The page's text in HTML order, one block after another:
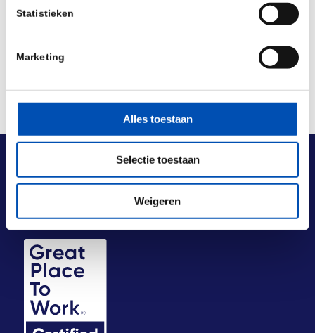
Statistieken
Marketing
Alles toestaan
Selectie toestaan
Weigeren